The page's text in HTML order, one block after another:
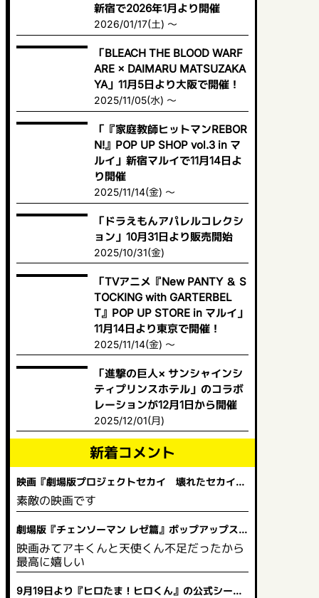
新宿で2026年1月より開催
2026/01/17(土) ～
「BLEACH THE BLOOD WARF
ARE × DAIMARU MATSUZAKA
YA」11月5日より大阪で開催！
2025/11/05(水) ～
「『家庭教師ヒットマンREBOR
N!』POP UP SHOP vol.3 in マ
ルイ」新宿マルイで11月14日よ
り開催
2025/11/14(金) ～
「ドラえもんアパレルコレクシ
ョン」10月31日より販売開始
2025/10/31(金)
「TVアニメ『New PANTY ＆ S
TOCKING with GARTERBEL
T』POP UP STORE in マルイ」
11月14日より東京で開催！
2025/11/14(金) ～
「進撃の巨人× サンシャインシ
ティプリンスホテル」のコラボ
レーションが12月1日から開催
2025/12/01(月)
新着コメント
映画『劇場版プロジェクトセカイ 壊れたセカイと
歌えないミク』 舞台挨拶＆全国ライブビューイング
開催決定！
素敵の映画です
劇場版『チェンソーマン レゼ篇』ポップアップスト
ア in ビックカメラ
映画みてアキくんと天使くん不足だったから
最高に嬉しい
9月19日より『ヒロたま！ヒロくん』の公式シール